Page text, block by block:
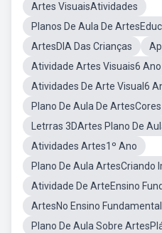
Artes VisuaisAtividades
Planos De Aula De
ArtesDIA Das Crianças
Atividade Artes Visuais6 Ano
Atividades De Arte Visual6
Plano De Aula De ArtesCores
Letrras 3DArtes Plano De
Atividades Artes1º Ano
Plano De Aula ArtesCriando
Atividade De ArteEnsino
ArtesNo Ensino Fundamental
Plano De Aula Sobre